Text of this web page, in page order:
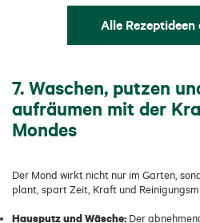
Alle Rezeptideen
7. Waschen, putzen
aufräumen mit der
Mondes
Der Mond wirkt nicht nur im Garten,
plant, spart Zeit, Kraft und
Hausputz und Wäsche: Der